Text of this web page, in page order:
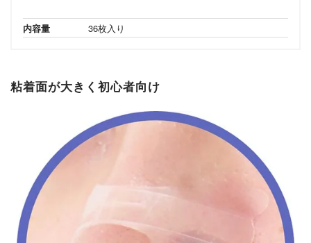
内容量 36枚入り
粘着面が大きく初心者向け